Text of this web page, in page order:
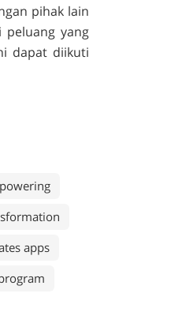
pihak lain
yang
dapat diikuti
apps